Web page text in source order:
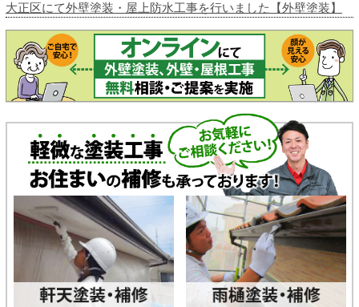
大正区にて外壁塗装・屋上防水工事を行いました【外壁塗装】